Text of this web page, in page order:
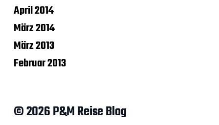
April 2014
März 2014
März 2013
Februar 2013
© 2026 P&M Reise Blog